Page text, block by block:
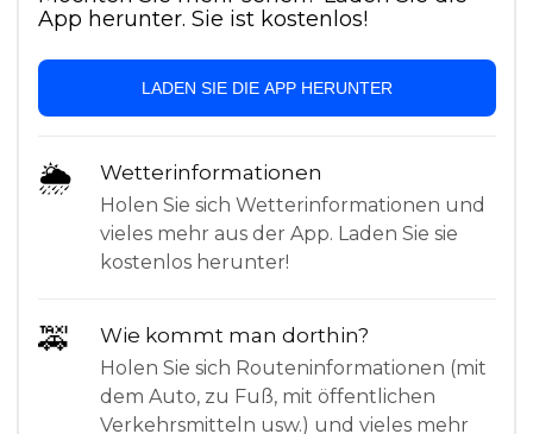
App herunter. Sie ist kostenlos!
LADEN SIE DIE APP HERUNTER
🌦 Wetterinformationen
Holen Sie sich Wetterinformationen und
vieles mehr aus der App. Laden Sie sie
kostenlos herunter!
🚕 Wie kommt man dorthin?
Holen Sie sich Routeninformationen (mit
dem Auto, zu Fuß, mit öffentlichen
Verkehrsmitteln usw.) und vieles mehr